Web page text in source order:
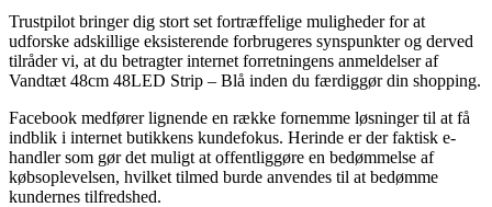
Trustpilot bringer dig stort set fortræffelige muligheder for at
udforske adskillige eksisterende forbrugeres synspunkter og derved
tilråder vi, at du betragter internet forretningens anmeldelser af
Vandtæt 48cm 48LED Strip – Blå inden du færdiggør din shopping.
Facebook medfører lignende en række fornemme løsninger til at få
indblik i internet butikkens kundefokus. Herinde er der faktisk e-
handler som gør det muligt at offentliggøre en bedømmelse af
købsoplevelsen, hvilket tilmed burde anvendes til at bedømme
kundernes tilfredshed.